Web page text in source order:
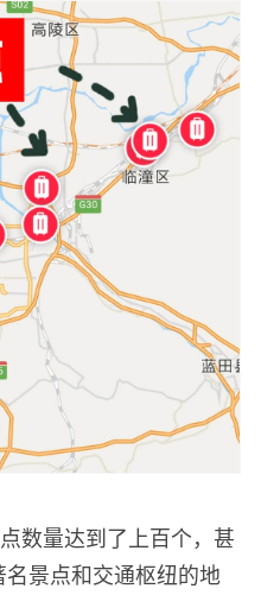
数量达到了上百个，甚
景点和交通枢纽的地